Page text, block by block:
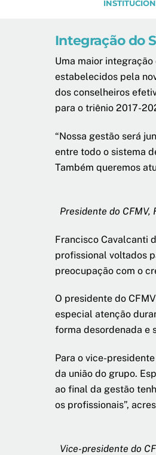
Integração do
Uma maior
estabelecidos pela
dos conselheiros
para o triênio 2017-
“Nossa gestão será
entre todo o sistema
Também queremos
Presidente do CFMV,
Francisco Cavalcanti
profissional voltados
preocupação com o
O presidente do
especial atenção
forma desordenada e
Para o vice-
da união do grupo.
ao final da gestão
os profissionais”,
Vice-presidente do